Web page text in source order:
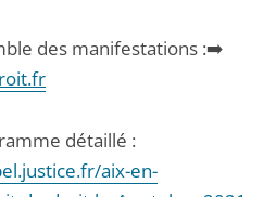
des manifestations :➡️
détaillé :
aix-en-